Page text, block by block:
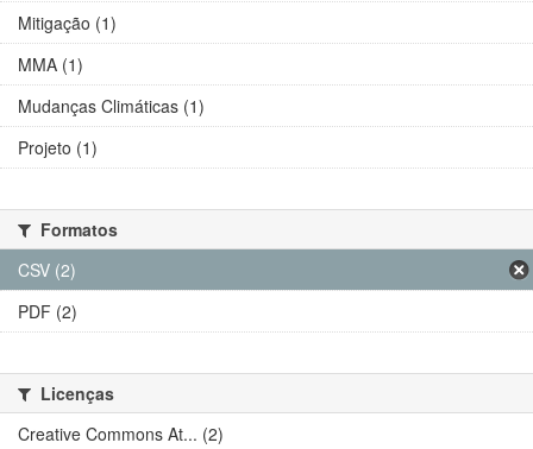
Mitigação (1)
MMA (1)
Mudanças Climáticas (1)
Projeto (1)
Formatos
CSV (2)
PDF (2)
Licenças
Creative Commons At... (2)